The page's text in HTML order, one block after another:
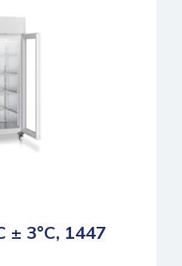
± 3°C, 1447